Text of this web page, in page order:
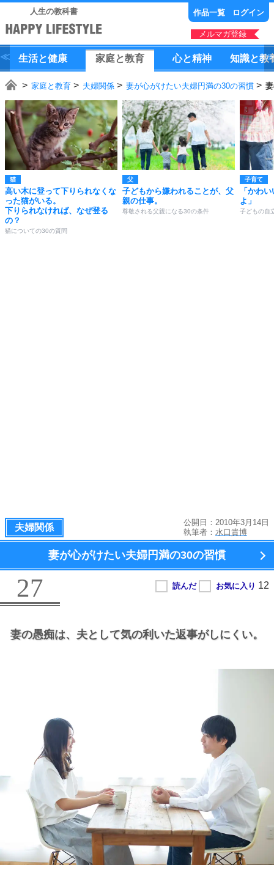
人生の教科書 作品一覧 ログイン
メルマガ登録
生活と健康 家庭と教育 心と精神 知識と教
家庭と教育 夫婦関係 妻が心がけたい夫婦円満の30の習慣
猫
高い木に登って下りられなくな
った猫がいる。
下りられなければ、なぜ登る
の？
猫についての30の質問
父
子どもから嫌われることが、父
親の仕事。
尊敬される父親になる30の条件
子育て
「かわ
よ」
子どもの自
夫婦関係
公開日：2010年3月14日
執筆者： 水口貴博
妻が心がけたい夫婦円満の30の習慣
27
妻の愚痴は、 夫として気の利いた返事がしにくい。